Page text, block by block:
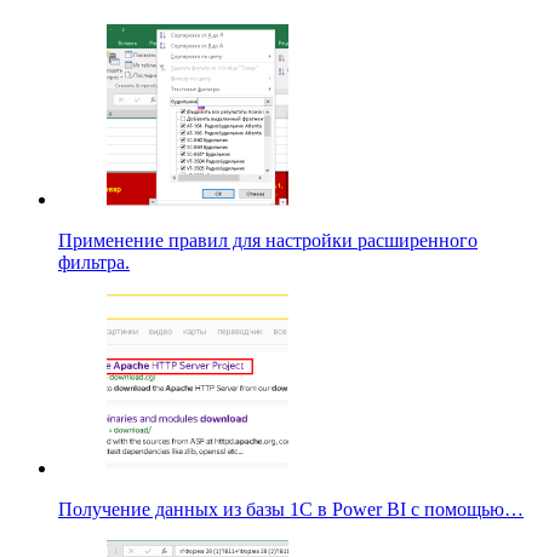
Применение правил для настройки расширенного
фильтра.
Получение данных из базы 1С в Power BI с помощью…